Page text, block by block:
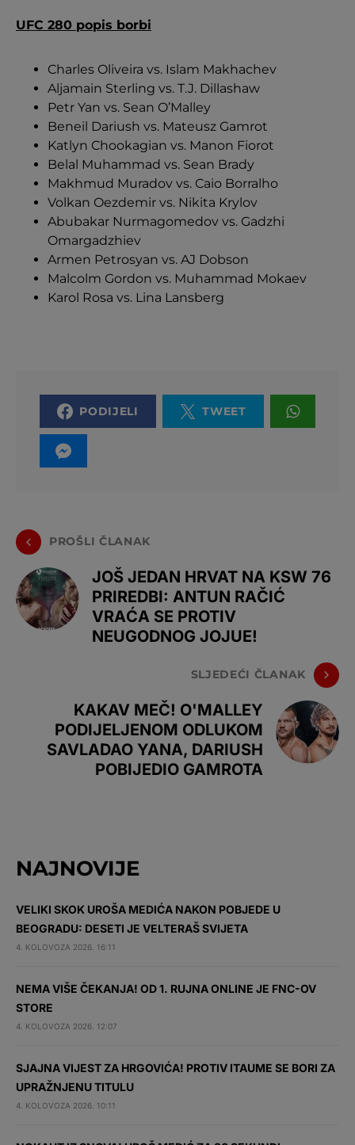
UFC 280 popis borbi
Charles Oliveira vs. Islam Makhachev
Aljamain Sterling vs. T.J. Dillashaw
Petr Yan vs. Sean O’Malley
Beneil Dariush vs. Mateusz Gamrot
Katlyn Chookagian vs. Manon Fiorot
Belal Muhammad vs. Sean Brady
Makhmud Muradov vs. Caio Borralho
Volkan Oezdemir vs. Nikita Krylov
Abubakar Nurmagomedov vs. Gadzhi
Omargadzhiev
Armen Petrosyan vs. AJ Dobson
Malcolm Gordon vs. Muhammad Mokaev
Karol Rosa vs. Lina Lansberg
PODIJELI TWEET
PROŠLI ČLANAK
JOŠ JEDAN HRVAT NA KSW 76
PRIREDBI: ANTUN RAČIĆ
VRAĆA SE PROTIV
NEUGODNOG JOJUE!
SLJEDEĆI ČLANAK
KAKAV MEČ! O'MALLEY
PODIJELJENOM ODLUKOM
SAVLADAO YANA, DARIUSH
POBIJEDIO GAMROTA
NAJNOVIJE
VELIKI SKOK UROŠA MEDIĆA NAKON POBJEDE U
BEOGRADU: DESETI JE VELTERAŠ SVIJETA
4. KOLOVOZA 2026. 16:11
NEMA VIŠE ČEKANJA! OD 1. RUJNA ONLINE JE FNC-OV
STORE
4. KOLOVOZA 2026. 12:07
SJAJNA VIJEST ZA HRGOVIĆA! PROTIV ITAUME SE BORI ZA
UPRAŽNJENU TITULU
4. KOLOVOZA 2026. 10:11